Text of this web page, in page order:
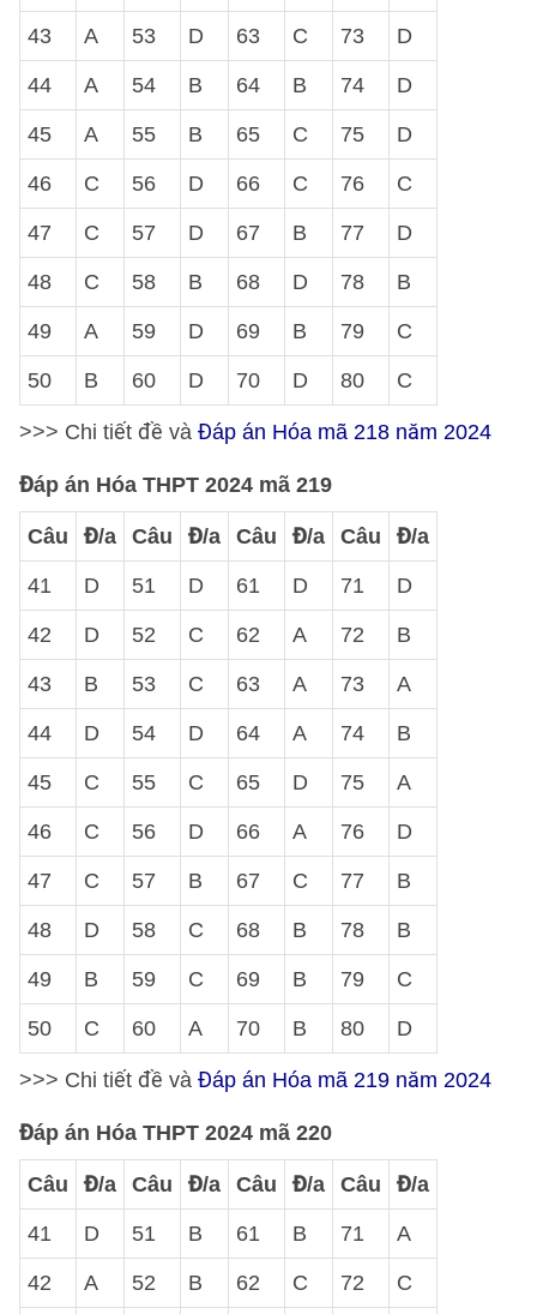
43 A 53 D 63 C 73 D
44 A 54 B 64 B 74 D
45 A 55 B 65 C 75 D
46 C 56 D 66 C 76 C
47 C 57 D 67 B 77 D
48 C 58 B 68 D 78 B
49 A 59 D 69 B 79 C
50 B 60 D 70 D 80 C
>>> Chi tiết đề và Đáp án Hóa mã 218 năm 2024
Đáp án Hóa THPT 2024 mã 219
Câu Đ/a Câu Đ/a Câu Đ/a Câu Đ/a
41 D 51 D 61 D 71 D
42 D 52 C 62 A 72 B
43 B 53 C 63 A 73 A
44 D 54 D 64 A 74 B
45 C 55 C 65 D 75 A
46 C 56 D 66 A 76 D
47 C 57 B 67 C 77 B
48 D 58 C 68 B 78 B
49 B 59 C 69 B 79 C
50 C 60 A 70 B 80 D
>>> Chi tiết đề và Đáp án Hóa mã 219 năm 2024
Đáp án Hóa THPT 2024 mã 220
Câu Đ/a Câu Đ/a Câu Đ/a Câu Đ/a
41 D 51 B 61 B 71 A
42 A 52 B 62 C 72 C